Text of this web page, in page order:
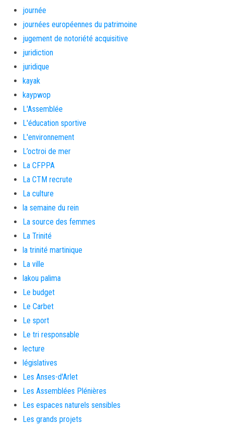
journée
journées européennes du patrimoine
jugement de notoriété acquisitive
juridiction
juridique
kayak
kaypwop
L'Assemblée
L'éducation sportive
L'environnement
L’octroi de mer
La CFPPA
La CTM recrute
La culture
la semaine du rein
La source des femmes
La Trinité
la trinité martinique
La ville
lakou palima
Le budget
Le Carbet
Le sport
Le tri responsable
lecture
législatives
Les Anses-d'Arlet
Les Assemblées Plénières
Les espaces naturels sensibles
Les grands projets